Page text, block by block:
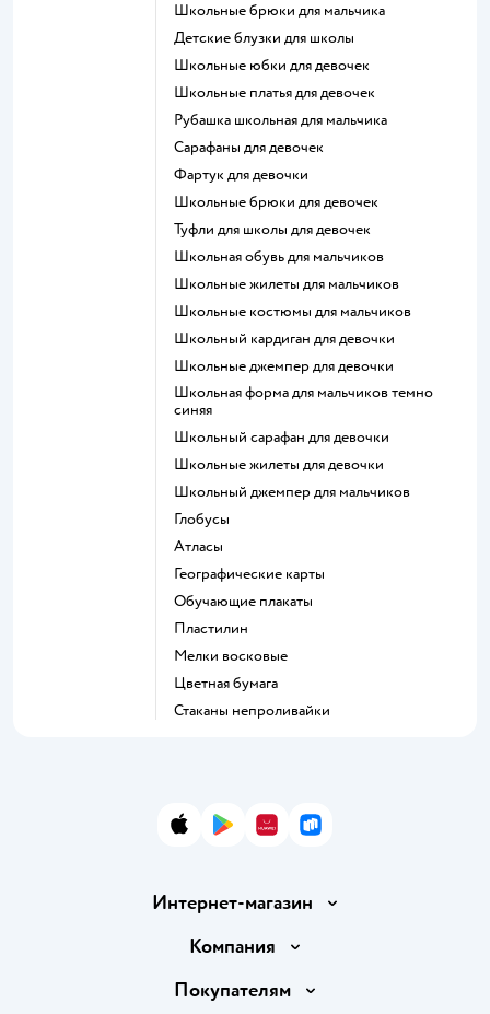
Школьные брюки для мальчика
Детские блузки для школы
Школьные юбки для девочек
Школьные платья для девочек
Рубашка школьная для мальчика
Сарафаны для девочек
Фартук для девочки
Школьные брюки для девочек
Туфли для школы для девочек
Школьная обувь для мальчиков
Школьные жилеты для мальчиков
Школьные костюмы для мальчиков
Школьный кардиган для девочки
Школьные джемпер для девочки
Школьная форма для мальчиков темно
синяя
Школьный сарафан для девочки
Школьные жилеты для девочки
Школьный джемпер для мальчиков
Глобусы
Атласы
Географические карты
Обучающие плакаты
Пластилин
Мелки восковые
Цветная бумага
Стаканы непроливайки
App StoreGoogle Play
AppGallery
RuStore
Интернет-магазин
Доставка и оплата
Правила продажи
Компания
Вакансии
Покупателям